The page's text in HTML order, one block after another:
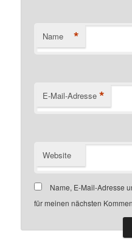
Name *
E-Mail-Adresse *
Website
Name, E-Mail-Adresse
für meinen nächsten